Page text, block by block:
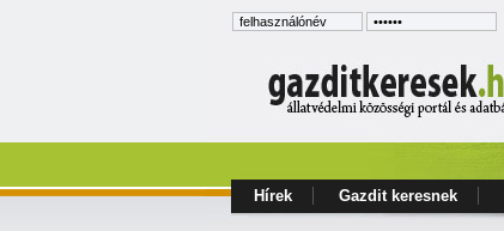
Hírek Gazdit keresnek